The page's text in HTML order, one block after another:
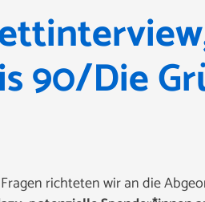
90/Die
richteten wir an die